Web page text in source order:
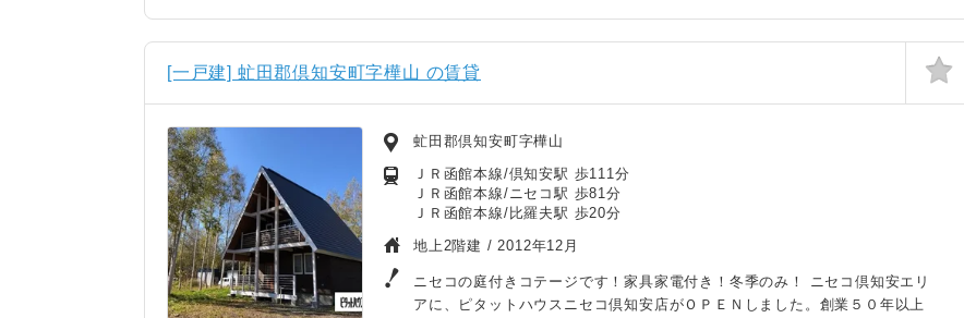
[一戸建] 虻田郡倶知安町字樺山 の賃貸
虻田郡倶知安町字樺山
ＪＲ函館本線/倶知安駅 歩111分
ＪＲ函館本線/ニセコ駅 歩81分
ＪＲ函館本線/比羅夫駅 歩20分
地上2階建 /2012年12月
ニセコの庭付きコテージです！家具家電付き！冬季のみ！ ニセコ倶知安エリ
アに、ピタットハウスニセコ倶知安店がＯＰＥＮしました。創業５０年以上